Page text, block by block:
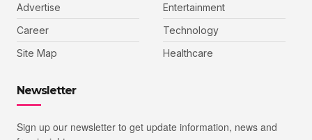
Advertise
Career
Site Map
Entertainment
Technology
Healthcare
Newsletter
Sign up our newsletter to get update information, news and